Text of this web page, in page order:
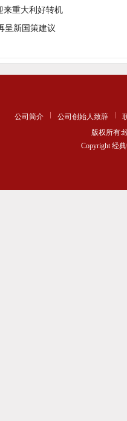
来重大利好转机
呈新国策建议
公司简介 公司创始人致辞
版权所有:
Copyright 经